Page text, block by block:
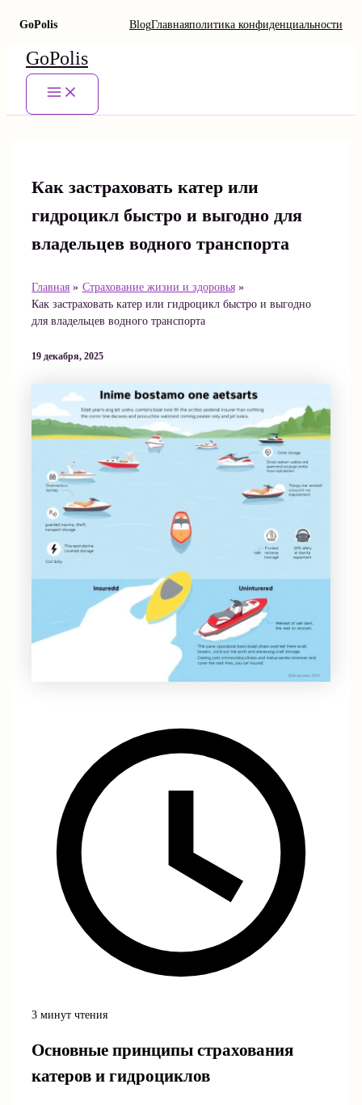
GoPolis BlogГлавнаяполитика конфиденциальности
Перейти
содержимому
GoPolis
Main
Как застраховать катер или
гидроцикл быстро и выгодно для
владельцев водного транспорта
Главная
Страхование жизни и здоровья
Как застраховать катер или гидроцикл быстро и выгодно
для владельцев водного транспорта
19 декабря, 2025
3 минут чтения
Основные принципы страхования
катеров и гидроциклов